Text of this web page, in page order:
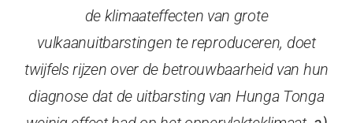
de klimaateffecten van grote
vulkaanuitbarstingen te reproduceren, doet
twijfels rijzen over de betrouwbaarheid van hun
diagnose dat de uitbarsting van Hunga Tonga